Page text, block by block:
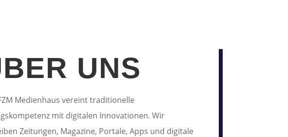
UNS
Medienhaus vereint traditionelle
mit digitalen Innovationen. Wir
Zeitungen, Magazine, Portale, Apps und digitale